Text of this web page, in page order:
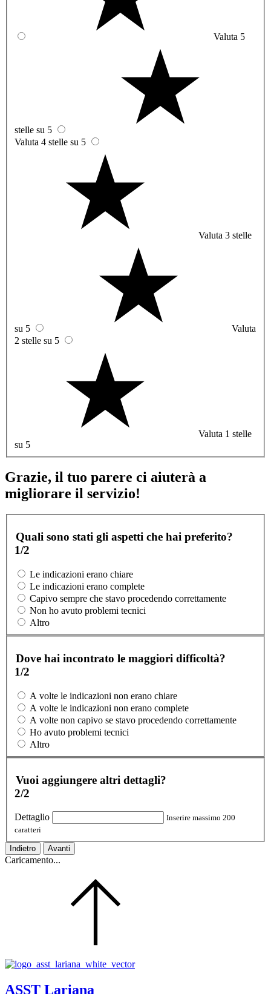
Valuta 5
stelle su 5
Valuta 4 stelle su 5
Valuta 3 stelle
su 5
Valuta
2 stelle su 5
Valuta 1 stelle
su 5
Grazie, il tuo parere ci aiuterà a
migliorare il servizio!
Quali sono stati gli aspetti che hai preferito?
1/2
Le indicazioni erano chiare
Le indicazioni erano complete
Capivo sempre che stavo procedendo correttamente
Non ho avuto problemi tecnici
Altro
Dove hai incontrato le maggiori difficoltà?
1/2
A volte le indicazioni non erano chiare
A volte le indicazioni non erano complete
A volte non capivo se stavo procedendo correttamente
Ho avuto problemi tecnici
Altro
Vuoi aggiungere altri dettagli?
2/2
Dettaglio
Inserire massimo 200
caratteri
Indietro Avanti
Caricamento...
ASST Lariana